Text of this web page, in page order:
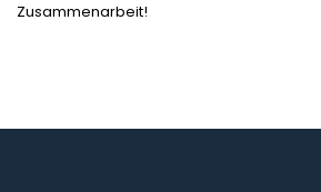
Zusammenarbeit!